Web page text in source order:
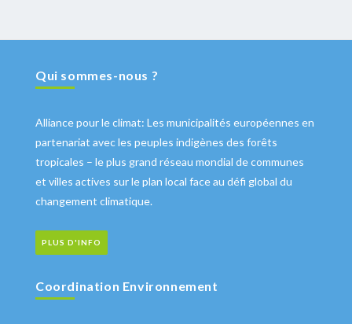
Qui sommes-nous ?
Alliance pour le climat: Les municipalités européennes en
partenariat avec les peuples indigènes des forêts
tropicales – le plus grand réseau mondial de communes
et villes actives sur le plan local face au défi global du
changement climatique.
PLUS D'INFO
Coordination Environnement